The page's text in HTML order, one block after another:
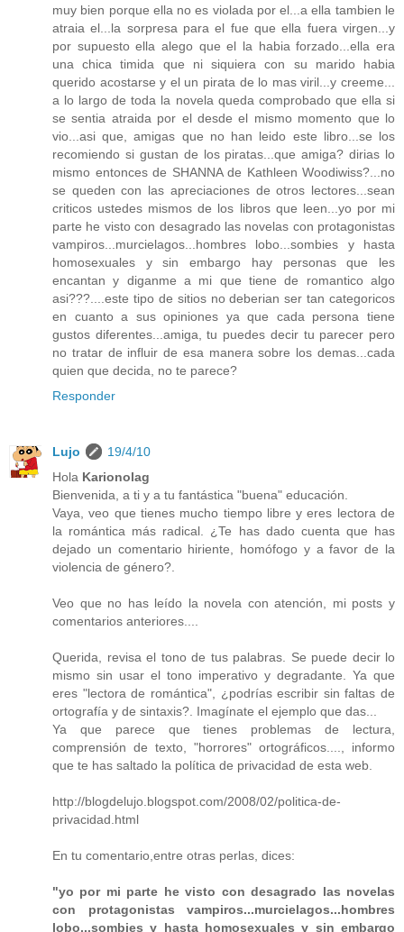
muy bien porque ella no es violada por el...a ella tambien le
atraia el...la sorpresa para el fue que ella fuera virgen...y
por supuesto ella alego que el la habia forzado...ella era
una chica timida que ni siquiera con su marido habia
querido acostarse y el un pirata de lo mas viril...y creeme...
a lo largo de toda la novela queda comprobado que ella si
se sentia atraida por el desde el mismo momento que lo
vio...asi que, amigas que no han leido este libro...se los
recomiendo si gustan de los piratas...que amiga? dirias lo
mismo entonces de SHANNA de Kathleen Woodiwiss?...no
se queden con las apreciaciones de otros lectores...sean
criticos ustedes mismos de los libros que leen...yo por mi
parte he visto con desagrado las novelas con protagonistas
vampiros...murcielagos...hombres lobo...sombies y hasta
homosexuales y sin embargo hay personas que les
encantan y diganme a mi que tiene de romantico algo
asi???....este tipo de sitios no deberian ser tan categoricos
en cuanto a sus opiniones ya que cada persona tiene
gustos diferentes...amiga, tu puedes decir tu parecer pero
no tratar de influir de esa manera sobre los demas...cada
quien que decida, no te parece?
Responder
Lujo
19/4/10
Hola Karionolag
Bienvenida, a ti y a tu fantástica "buena" educación.
Vaya, veo que tienes mucho tiempo libre y eres lectora de
la romántica más radical. ¿Te has dado cuenta que has
dejado un comentario hiriente, homófogo y a favor de la
violencia de género?.
Veo que no has leído la novela con atención, mi posts y
comentarios anteriores....
Querida, revisa el tono de tus palabras. Se puede decir lo
mismo sin usar el tono imperativo y degradante. Ya que
eres "lectora de romántica", ¿podrías escribir sin faltas de
ortografía y de sintaxis?. Imagínate el ejemplo que das...
Ya que parece que tienes problemas de lectura,
comprensión de texto, "horrores" ortográficos...., informo
que te has saltado la política de privacidad de esta web.
http://blogdelujo.blogspot.com/2008/02/politica-de-
privacidad.html
En tu comentario,entre otras perlas, dices:
"yo por mi parte he visto con desagrado las novelas
con protagonistas vampiros...murcielagos...hombres
lobo...sombies y hasta homosexuales y sin embargo